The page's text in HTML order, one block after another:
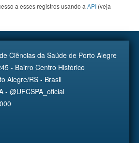
a esses registros usando a API (veja
Ciências da Saúde de Porto Alegre
- Bairro Centro Histórico
Alegre/RS - Brasil
- @UFCSPA_oficial